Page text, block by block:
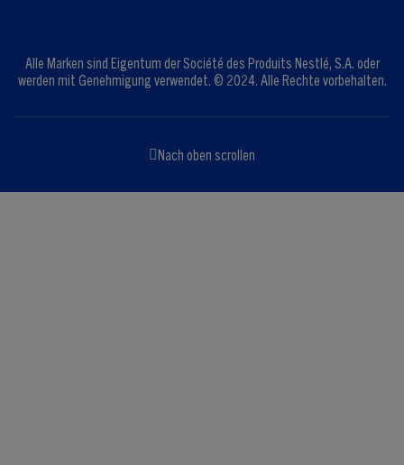
Alle Marken sind Eigentum der Société des Produits Nestlé, S.A. oder
werden mit Genehmigung verwendet. © 2024. Alle Rechte vorbehalten.
Nach oben scrollen